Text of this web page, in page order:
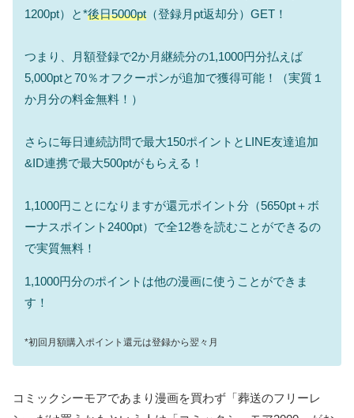
1200pt）と*後日5000pt （登録月pt返却分）GET！
つまり、月額登録で2か月継続分の1,1000円分払えば
5,000ptと70％オフクーポンが追加で獲得可能！（実質１
か月分の料金無料！）
さらに毎日連続訪問で最大150ポイントとLINE友達追加
&ID連携で最大500ptがもらえる！
1,1000円ことになりますが還元ポイント分（5650pt＋ボ
ーナスポイント2400pt）で全12巻を読むことができるの
で実質無料！
1,1000円分のポイントは他の漫画に使うことができま
す！
*初回月額購入ポイント還元は登録から翌々月
コミックシーモアであまり漫画を買わず「葬送のフリーレ